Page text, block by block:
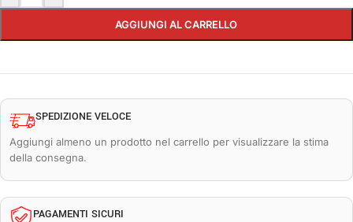
AGGIUNGI AL CARRELLO
SPEDIZIONE VELOCE
Aggiungi almeno un prodotto nel carrello per visualizzare la stima
della consegna.
PAGAMENTI SICURI